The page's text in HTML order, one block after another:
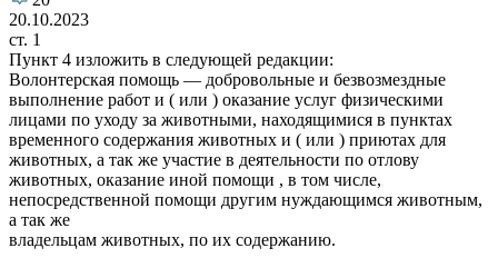
20.10.2023
ст. 1
Пункт 4 изложить в следующей редакции:
Волонтерская помощь — добровольные и безвозмездные
выполнение работ и ( или ) оказание услуг физическими
лицами по уходу за животными, находящимися в пунктах
временного содержания животных и ( или ) приютах для
животных, а так же участие в деятельности по отлову
животных, оказание иной помощи , в том числе,
непосредственной помощи другим нуждающимся животным,
а так же
владельцам животных, по их содержанию.